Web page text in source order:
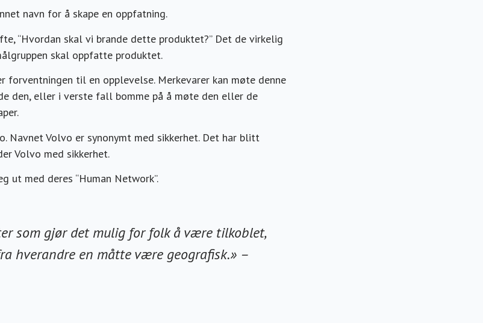
navn for å skape en oppfatning.
“Hvordan skal vi brande dette produktet?” Det de virkelig
skal oppfatte produktet.
forventningen til en opplevelse. Merkevarer kan møte denne
den, eller i verste fall bomme på å møte den eller de
Navnet Volvo er synonymt med sikkerhet. Det har blitt
Volvo med sikkerhet.
ut med deres “Human Network”.
som gjør det mulig for folk å være tilkoblet,
hverandre en måtte være geografisk.» –